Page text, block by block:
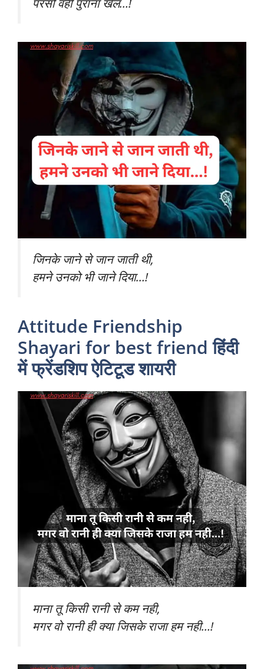
जिनके जाने से जान जाती थी,
हमने उनको भी जाने दिया…!
Attitude Friendship
Shayari for best friend हिंदी
में फ्रेंडशिप ऐटिटूड शायरी
माना तू किसी रानी से कम नही,
मगर वो रानी ही क्या जिसके राजा हम नही…!